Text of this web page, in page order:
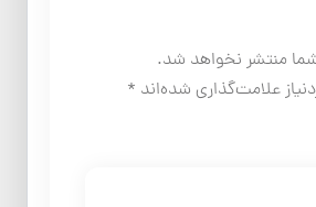
منتشر نخواهد شد.
علامت‌گذاری شده‌اند *